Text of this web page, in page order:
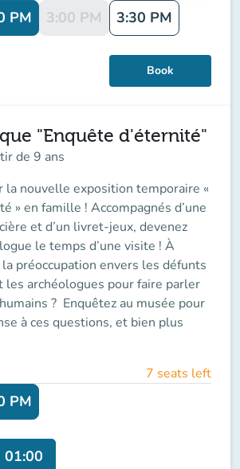
PM 3:00 PM 3:30 PM
Book
"Enquête d'éternité"
de 9 ans
la nouvelle exposition temporaire «
» en famille ! Accompagnés d’une
et d’un livret-jeux, devenez
le temps d’une visite ! À
préoccupation envers les défunts
les archéologues pour faire parler
? Enquêtez au musée pour
à ces questions, et bien plus
7 seats left
PM
01:00